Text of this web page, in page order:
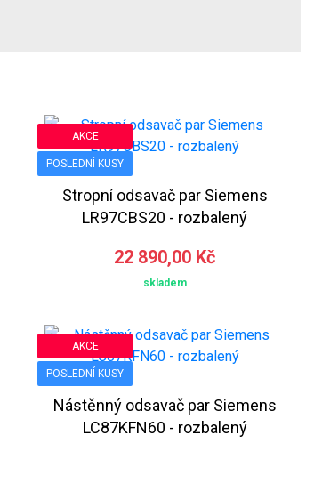
AKCE
POSLEDNÍ KUSY
Stropní odsavač par Siemens
LR97CBS20 - rozbalený
22 890,00 Kč
skladem
AKCE
POSLEDNÍ KUSY
Nástěnný odsavač par Siemens
LC87KFN60 - rozbalený